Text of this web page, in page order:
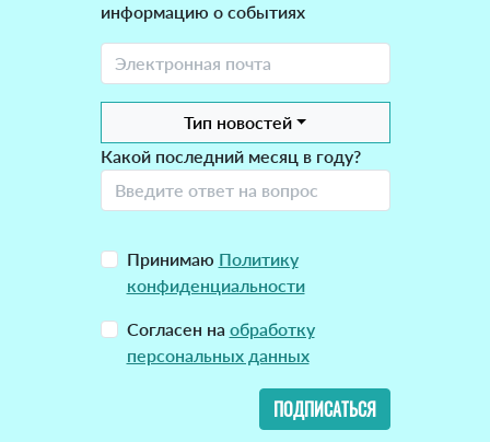
информацию о событиях
Тип новостей
Какой последний месяц в году?
Принимаю Политику
конфиденциальности
Согласен на обработку
персональных данных
ПОДПИСАТЬСЯ